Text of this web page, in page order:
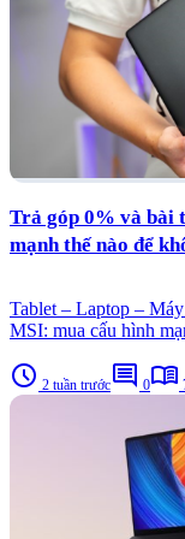
Trả góp 0% và bài
mạnh thế nào để
Tablet – Laptop –
MSI: mua cấu hình
schedule 2 tuần trướccomment 0menu_book